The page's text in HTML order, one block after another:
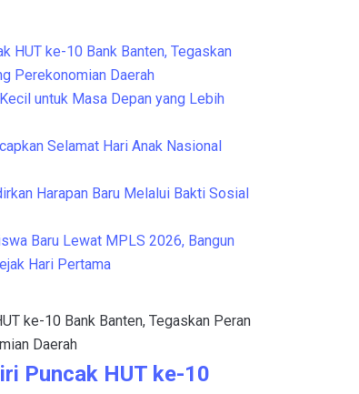
HUT ke-10 Bank Banten, Tegaskan
Perekonomian Daerah
untuk Masa Depan yang Lebih
Selamat Hari Anak Nasional
Harapan Baru Melalui Bakti Sosial
Baru Lewat MPLS 2026, Bangun
Hari Pertama
Puncak HUT ke-10